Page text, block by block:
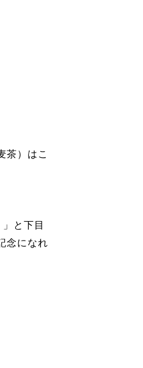
茶）はこ
と下目
念になれ